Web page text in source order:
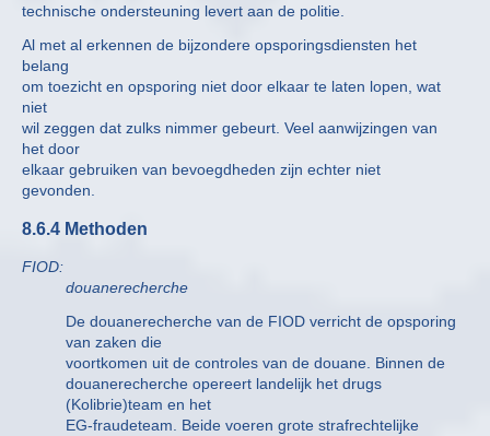
technische ondersteuning levert aan de politie.
Al met al erkennen de bijzondere opsporingsdiensten het
belang
om toezicht en opsporing niet door elkaar te laten lopen, wat
niet
wil zeggen dat zulks nimmer gebeurt. Veel aanwijzingen van
het door
elkaar gebruiken van bevoegdheden zijn echter niet
gevonden.
8.6.4 Methoden
FIOD:
douanerecherche
De douanerecherche van de FIOD verricht de opsporing
van zaken die
voortkomen uit de controles van de douane. Binnen de
douanerecherche opereert landelijk het drugs
(Kolibrie)team en het
EG-fraudeteam. Beide voeren grote strafrechtelijke